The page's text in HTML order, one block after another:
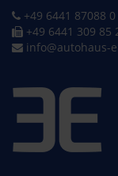
+49 6441 87088 0
+49 6441 309 85
info@autohaus-